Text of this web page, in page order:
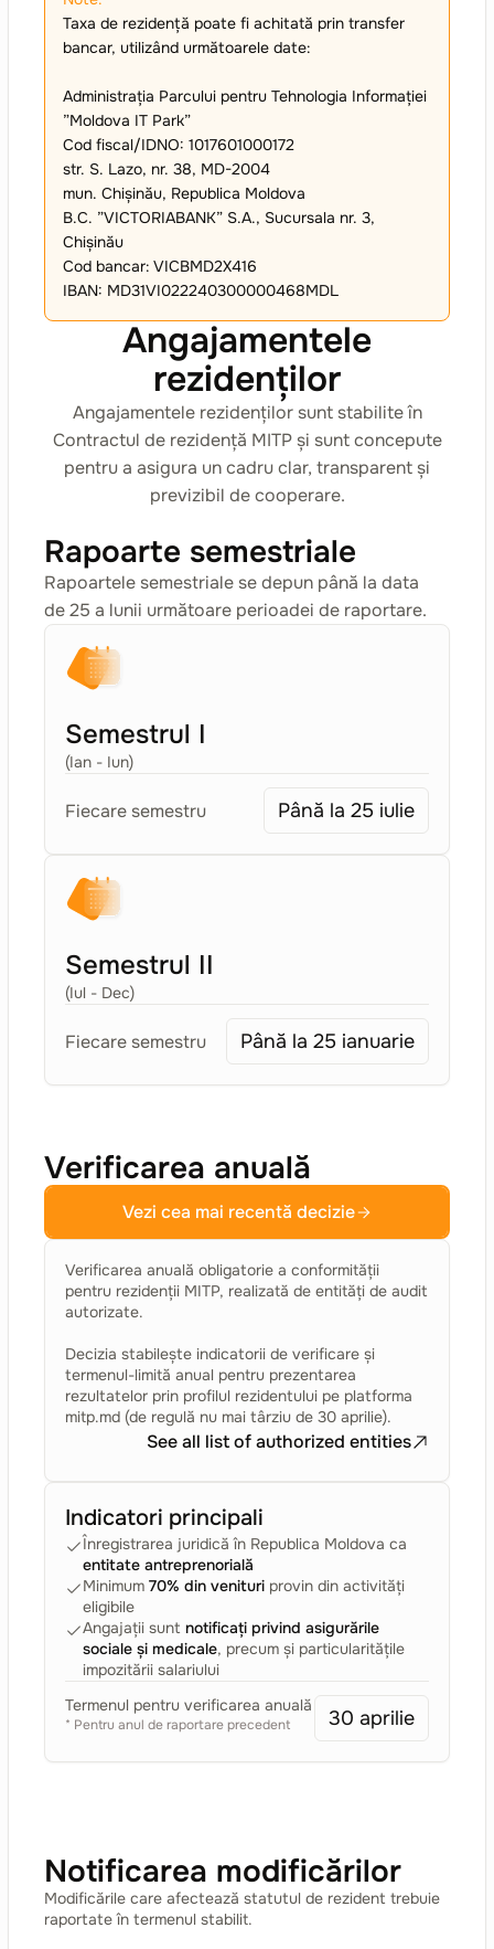
Taxa de rezidență poate fi achitată prin transfer
bancar, utilizând următoarele date:
Administrația Parcului pentru Tehnologia Informației
”Moldova IT Park”
Cod fiscal/IDNO: 1017601000172
str. S. Lazo, nr. 38, MD-2004
mun. Chișinău, Republica Moldova
B.C. ”VICTORIABANK” S.A., Sucursala nr. 3,
Chișinău
Cod bancar: VICBMD2X416
IBAN: MD31VI022240300000468MDL
Angajamentele
rezidenților
Angajamentele rezidenților sunt stabilite în
Contractul de rezidență MITP și sunt concepute
pentru a asigura un cadru clar, transparent și
previzibil de cooperare.
Rapoarte semestriale
Rapoartele semestriale se depun până la data
de 25 a lunii următoare perioadei de raportare.
Semestrul I
(Ian - Iun)
Fiecare semestru Până la 25 iulie
Semestrul II
(Iul - Dec)
Fiecare semestru Până la 25 ianuarie
Verificarea anuală
Vezi cea mai recentă decizie
Verificarea anuală obligatorie a conformității
pentru rezidenții MITP, realizată de entități de audit
autorizate.
Decizia stabilește indicatorii de verificare și
termenul-limită anual pentru prezentarea
rezultatelor prin profilul rezidentului pe platforma
mitp.md (de regulă nu mai târziu de 30 aprilie).
See all list of authorized entities
Indicatori principali
Înregistrarea juridică în Republica Moldova ca
entitate antreprenorială
Minimum 70% din venituri provin din activități
eligibile
Angajații sunt notificați privind asigurările
sociale și medicale, precum și particularitățile
impozitării salariului
Termenul pentru verificarea anuală
* Pentru anul de raportare precedent 30 aprilie
Notificarea modificărilor
Modificările care afectează statutul de rezident trebuie
raportate în termenul stabilit.